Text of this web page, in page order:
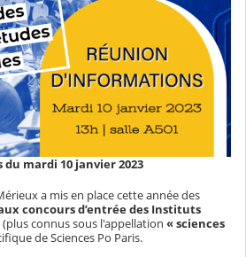
mardi 10 janvier 2023
a mis en place cette année des
concours d’entrée des Instituts
(plus connus sous l'appellation « sciences
de Sciences Po Paris.